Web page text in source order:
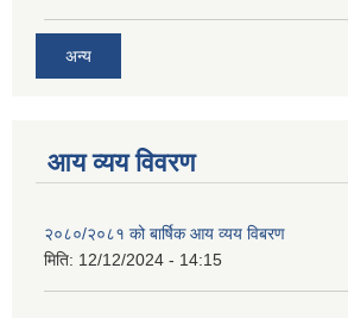
अन्य
आय व्यय विवरण
२०८०/२०८१ को बार्षिक आय व्यय विबरण
मिति: 12/12/2024 - 14:15